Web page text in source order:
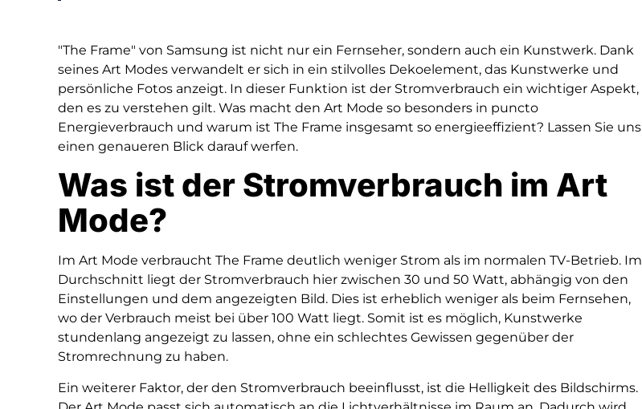
"The Frame" von Samsung ist nicht nur ein Fernseher, sondern auch ein Kunstwerk. Dank
seines Art Modes verwandelt er sich in ein stilvolles Dekoelement, das Kunstwerke und
persönliche Fotos anzeigt. In dieser Funktion ist der Stromverbrauch ein wichtiger Aspekt,
den es zu verstehen gilt. Was macht den Art Mode so besonders in puncto
Energieverbrauch und warum ist The Frame insgesamt so energieeffizient? Lassen Sie uns
einen genaueren Blick darauf werfen.
Was ist der Stromverbrauch im Art
Mode?
Im Art Mode verbraucht The Frame deutlich weniger Strom als im normalen TV-Betrieb. Im
Durchschnitt liegt der Stromverbrauch hier zwischen 30 und 50 Watt, abhängig von den
Einstellungen und dem angezeigten Bild. Dies ist erheblich weniger als beim Fernsehen,
wo der Verbrauch meist bei über 100 Watt liegt. Somit ist es möglich, Kunstwerke
stundenlang angezeigt zu lassen, ohne ein schlechtes Gewissen gegenüber der
Stromrechnung zu haben.
Ein weiterer Faktor, der den Stromverbrauch beeinflusst, ist die Helligkeit des Bildschirms.